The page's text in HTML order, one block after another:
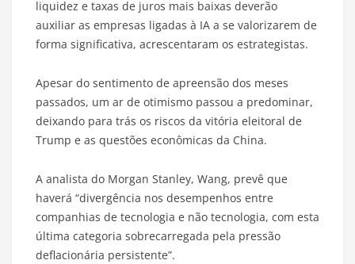
liquidez e taxas de juros mais baixas deverão
auxiliar as empresas ligadas à IA a se valorizarem de
forma significativa, acrescentaram os estrategistas.
Apesar do sentimento de apreensão dos meses
passados, um ar de otimismo passou a predominar,
deixando para trás os riscos da vitória eleitoral de
Trump e as questões econômicas da China.
A analista do Morgan Stanley, Wang, prevê que
haverá “divergência nos desempenhos entre
companhias de tecnologia e não tecnologia, com esta
última categoria sobrecarregada pela pressão
deflacionária persistente”.